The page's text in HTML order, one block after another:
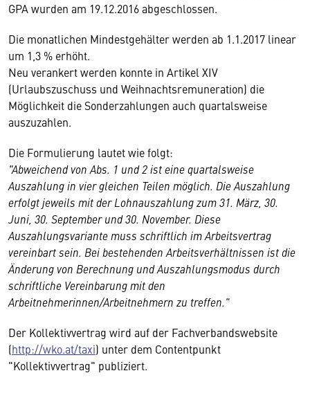
GPA wurden am 19.12.2016 abgeschlossen.
Die monatlichen Mindestgehälter werden ab 1.1.2017 linear
um 1,3 % erhöht.
Neu verankert werden konnte in Artikel XIV
(Urlaubszuschuss und Weihnachtsremuneration) die
Möglichkeit die Sonderzahlungen auch quartalsweise
auszuzahlen.
Die Formulierung lautet wie folgt:
"Abweichend von Abs. 1 und 2 ist eine quartalsweise
Auszahlung in vier gleichen Teilen möglich. Die Auszahlung
erfolgt jeweils mit der Lohnauszahlung zum 31. März, 30.
Juni, 30. September und 30. November. Diese
Auszahlungsvariante muss schriftlich im Arbeitsvertrag
vereinbart sein. Bei bestehenden Arbeitsverhältnissen ist die
Änderung von Berechnung und Auszahlungsmodus durch
schriftliche Vereinbarung mit den
Arbeitnehmerinnen/Arbeitnehmern zu treffen."
Der Kollektivvertrag wird auf der Fachverbandswebsite
(http://wko.at/taxi) unter dem Contentpunkt
"Kollektivvertrag" publiziert.